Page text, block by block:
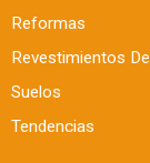
Reformas
Revestimientos
Suelos
Tendencias